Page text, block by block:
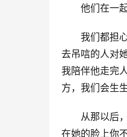
他们在一
我们都担
去吊唁的人对
我陪伴他走完
方，我们会生
从那以后
在她的脸上你